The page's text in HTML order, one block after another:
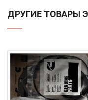
ДРУГИЕ ТОВАРЫ